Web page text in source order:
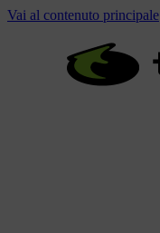
Vai al contenuto principale